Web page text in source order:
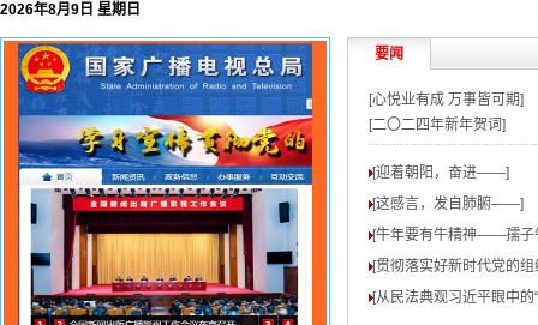
2026年8月9日 星期日
要闻
[心悦业有成 万事皆可期]
[二〇二四年新年贺词]
[迎着朝阳，奋进——]
[这感言，发自肺腑——]
[牛年要有牛精神——孺子
[贯彻落实好新时代党的组
[从民法典观习近平眼中的